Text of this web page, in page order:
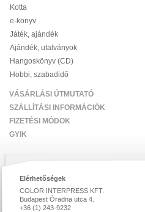
Kotta
e-könyv
Játék, ajándék
Ajándék, utalványok
Hangoskönyv (CD)
Hobbi, szabadidő
VÁSÁRLÁSI ÚTMUTATÓ
SZÁLLÍTÁSI INFORMÁCIÓK
FIZETÉSI MÓDOK
GYIK
Elérhetőségek
COLOR INTERPRESS KFT.
Budapest Óradna utca 4.
+36 (1) 243-9232